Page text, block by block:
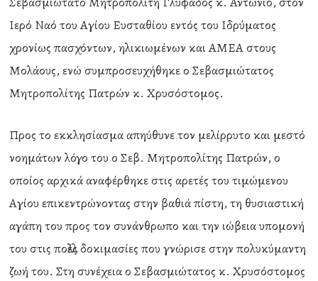
Ιερό Ναό του Αγίου Ευσταθίου εντός του Ιδρύματος
χρονίως πασχόντων, ηλικιωμένων και ΑΜΕΑ στους
Μολάους, ενώ συμπροσευχήθηκε ο Σεβασμιώτατος
Μητροπολίτης Πατρών κ. Χρυσόστομος.
Προς το εκκλησίασμα απηύθυνε τον μελίρρυτο και μεστό
νοημάτων λόγο του ο Σεβ. Μητροπολίτης Πατρών, ο
οποίος αρχικά αναφέρθηκε στις αρετές του τιμώμενου
Αγίου επικεντρώνοντας στην βαθιά πίστη, τη θυσιαστική
αγάπη του προς τον συνάνθρωπο και την ιώβεια υπομονή
του στις πολλές δοκιμασίες που γνώρισε στην πολυκύμαντη
ζωή του. Στη συνέχεια ο Σεβασμιώτατος κ. Χρυσόστομος